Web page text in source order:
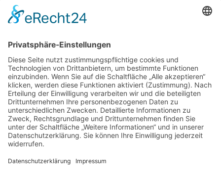
D-86343 Königsbrunn
 (+49) 08231 / 96 30 96
 office@haugbuersten.de
Weitere Seiten
Hygienesortiment
Haushaltssortiment
Ansprechpartner
Jobs